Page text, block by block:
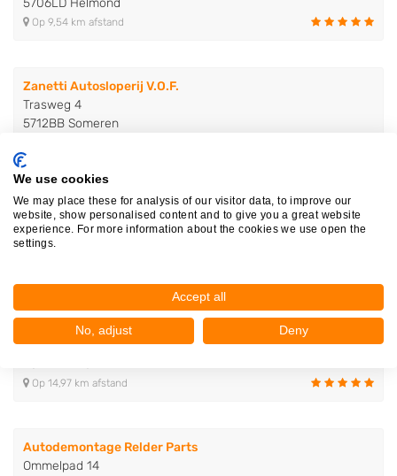
5706LD Helmond
Op 9,54 km afstand
Zanetti Autosloperij V.O.F.
Trasweg 4
5712BB Someren
Peter van de Laar Schadeauto’s..
Energieweg 17
5422VL Gemert
American Car Recycling van den..
Drieschouwen Zuid 30
4571RW Axel
Op 14,97 km afstand
Autodemontage Relder Parts
Ommelpad 14
We use cookies
We may place these for analysis of our visitor data, to improve our
website, show personalised content and to give you a great website
experience. For more information about the cookies we use open the
settings.
Accept all
No, adjust Deny